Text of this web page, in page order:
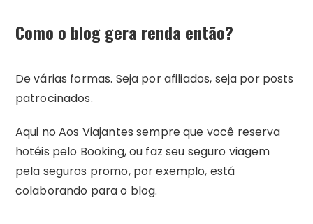
Como o blog gera renda então?
De várias formas. Seja por afiliados, seja por posts
patrocinados.
Aqui no Aos Viajantes sempre que você reserva
hotéis pelo Booking, ou faz seu seguro viagem
pela seguros promo, por exemplo, está
colaborando para o blog.